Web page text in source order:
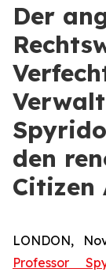
Der
den
Citizen
LONDON,
Professor